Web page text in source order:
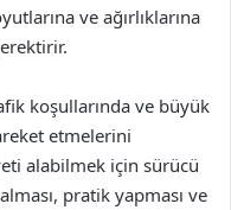
ve ağırlıklarına
koşullarında ve büyük
etmelerini
alabilmek için sürücü
pratik yapması ve